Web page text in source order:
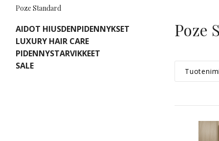
Poze Standard
AIDOT HIUSDENPIDENNYKSET
LUXURY HAIR CARE
PIDENNYSTARVIKKEET
SALE
Poze